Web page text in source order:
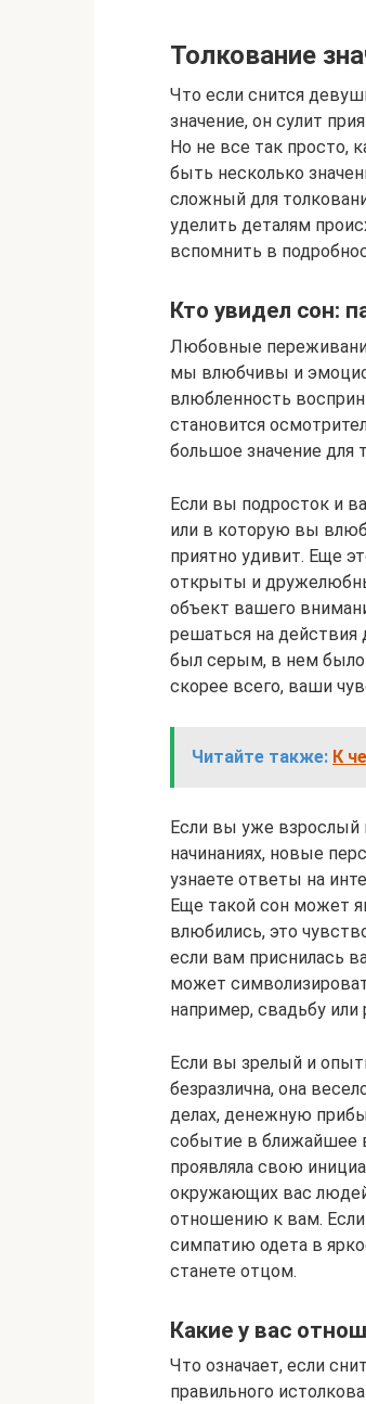
Толкование
Что если снится
значение, он сулит
Но не все так просто,
быть несколько
сложный для
уделить деталям
вспомнить в
Кто увидел сон:
Любовные
мы влюбчивы и
влюбленность
становится
большое значение для
Если вы подросток и
или в которую вы
приятно удивит. Еще
открыты и
объект вашего
решаться на действия
был серым, в нем было
скорее всего, ваши
Читайте также: К
Если вы уже взрослый
начинаниях, новые
узнаете ответы на
Еще такой сон может
влюбились, это
если вам приснилась
может
например, свадьбу
Если вы зрелый и
безразлична, она
делах, денежную
событие в ближайшее
проявляла свою
окружающих вас
отношению к вам.
симпатию одета в
станете отцом.
Какие у вас
Что означает, если
правильного